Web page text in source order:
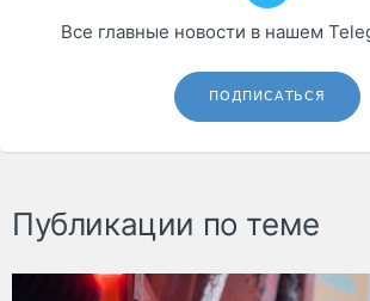
Все главные новости в нашем
ПОДПИСАТЬСЯ
Публикации по теме